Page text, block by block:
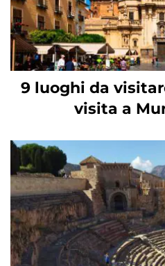
9 luoghi da
visita a